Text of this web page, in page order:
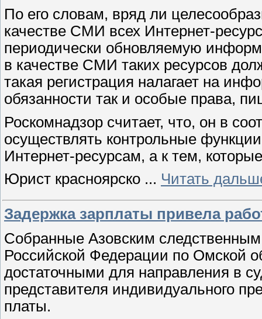
По его словам, вряд ли
качестве СМИ всех Интернет-
периодически обновляемую
в качестве СМИ таких ресурсов
такая регистрация налагает на
обязанности так и особые права,
Роскомнадзор считает, что, он в
осуществлять контрольные
Интернет-ресурсам, а к тем,
Юрист красноярско ... Читать
Задержка зарплаты привела
Собранные Азовским
Российской Федерации по Омской
достаточными для направления в
представителя индивидуального
платы.